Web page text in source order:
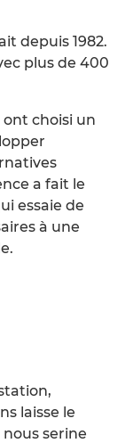
depuis 1982.
plus de 400
choisi un
a fait le
essaie de
à une
laisse le
serine